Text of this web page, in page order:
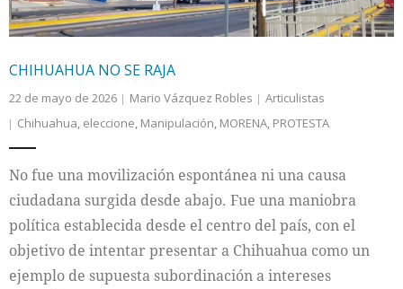
CHIHUAHUA NO SE RAJA
22 de mayo de 2026 Mario Vázquez Robles
Articulistas
Chihuahua, eleccione, Manipulación, MORENA, PROTESTA
No fue una movilización espontánea ni una causa
ciudadana surgida desde abajo. Fue una maniobra
política establecida desde el centro del país, con el
objetivo de intentar presentar a Chihuahua como un
ejemplo de supuesta subordinación a intereses